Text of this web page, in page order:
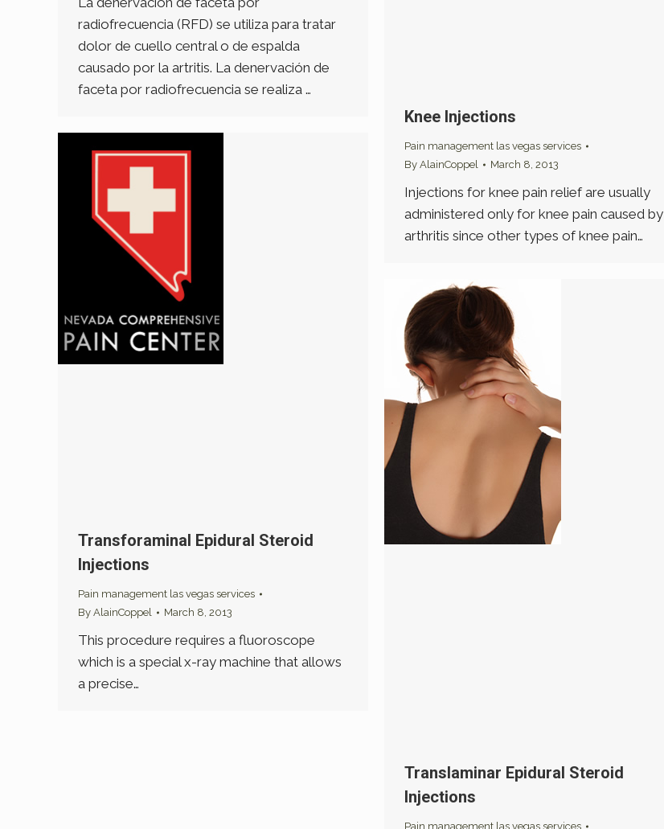
radiofrecuencia (RFD) se utiliza para tratar
dolor de cuello central o de espalda
causado por la artritis. La denervación de
faceta por radiofrecuencia se realiza …
Knee Injections
Pain management las vegas services
By AlainCoppel March 8, 2013
Injections for knee pain relief are usually
administered only for knee pain caused by
arthritis since other types of knee pain…
Transforaminal Epidural Steroid
Injections
Pain management las vegas services
By AlainCoppel March 8, 2013
This procedure requires a fluoroscope
which is a special x-ray machine that allows
a precise…
Translaminar Epidural Steroid
Injections
Pain management las vegas services